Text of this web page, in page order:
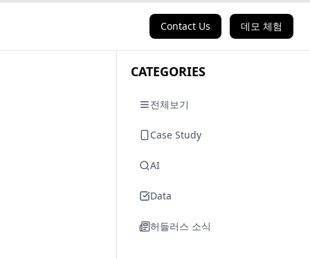
Contact Us 데모 체험
CATEGORIES
전체보기
Case Study
AI
Data
허들러스 소식